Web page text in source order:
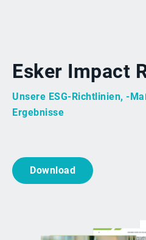
Esker Impact
Unsere ESG-Richtlinien, -
Ergebnisse
Download